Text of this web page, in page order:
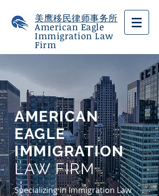
美鹰移民律师事务所
American Eagle
Immigration Law
Firm
AMERICAN
EAGLE
IMMIGRATION
LAW FIRM
Specializing in Immigration Law